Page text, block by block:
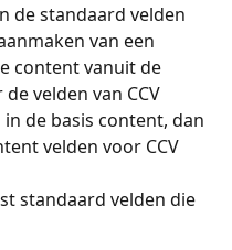
de standaard velden
van een
content vanuit de
velden van CCV
de basis content, dan
velden voor CCV
standaard velden die